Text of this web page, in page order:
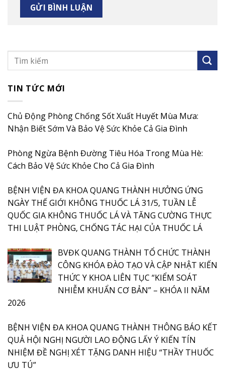
TIN TỨC MỚI
Chủ Động Phòng Chống Sốt Xuất Huyết Mùa Mưa:
Nhận Biết Sớm Và Bảo Vệ Sức Khỏe Cả Gia Đình
Phòng Ngừa Bệnh Đường Tiêu Hóa Trong Mùa Hè:
Cách Bảo Vệ Sức Khỏe Cho Cả Gia Đình
BỆNH VIỆN ĐA KHOA QUANG THÀNH HƯỞNG ỨNG
NGÀY THẾ GIỚI KHÔNG THUỐC LÁ 31/5, TUẦN LỄ
QUỐC GIA KHÔNG THUỐC LÁ VÀ TĂNG CƯỜNG THỰC
THI LUẬT PHÒNG, CHỐNG TÁC HẠI CỦA THUỐC LÁ
BVĐK QUANG THÀNH TỔ CHỨC THÀNH
CÔNG KHÓA ĐÀO TẠO VÀ CẬP NHẬT KIẾN
THỨC Y KHOA LIÊN TỤC “KIỂM SOÁT
NHIỄM KHUẨN CƠ BẢN” – KHÓA II NĂM
2026
BỆNH VIỆN ĐA KHOA QUANG THÀNH THÔNG BÁO KẾT
QUẢ HỘI NGHỊ NGƯỜI LAO ĐỘNG LẤY Ý KIẾN TÍN
NHIỆM ĐỀ NGHỊ XÉT TẶNG DANH HIỆU “THẦY THUỐC
ƯU TÚ”